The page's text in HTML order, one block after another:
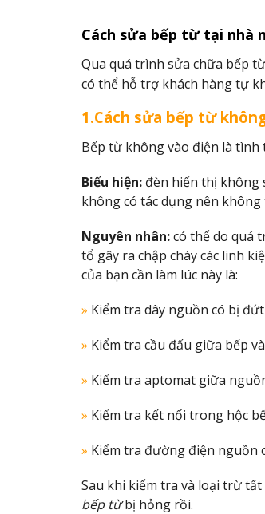
Cách sửa bếp từ tại nhà
Qua quá trình sửa chữa bếp
có thể hỗ trợ khách hàng tự
1.Cách sửa bếp từ
Bếp từ không vào điện là
Biểu hiện: đèn hiển thị không
không có tác dụng nên không
Nguyên nhân:có thể do quá
tổ gây ra chập cháy các linh
của bạn cần làm lúc này là:
» Kiểm tra dây nguồn có bị
» Kiểm tra cầu đấu giữa bếp
» Kiểm tra aptomat giữa
» Kiểm tra kết nối trong hộc
» Kiểm tra đường điện nguồn
Sau khi kiểm tra và loại trừ
bếp từbị hỏng rồi.